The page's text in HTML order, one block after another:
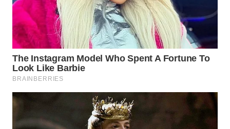
WN
CIANJUR
WN
KEPULAUAN
SERIBU
TANGERANG